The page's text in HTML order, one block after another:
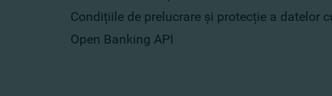
Condițiile de prelucrare și protecție a datelor
Open Banking API